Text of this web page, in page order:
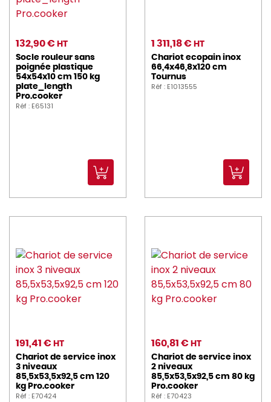
132,90 € HT
Socle rouleur sans
poignée plastique
54x54x10 cm 150 kg
plate_length
Pro.cooker
Réf : E65131
1 311,18 € HT
Chariot ecopain inox
66,4x46,8x120 cm
Tournus
Réf : E1013555
191,41 € HT
Chariot de service inox
3 niveaux
85,5x53,5x92,5 cm 120
kg Pro.cooker
Réf : E70424
160,81 € HT
Chariot de service inox
2 niveaux
85,5x53,5x92,5 cm 80 kg
Pro.cooker
Réf : E70423